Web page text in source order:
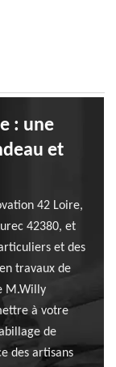
: une
et
42 Loire,
42380, et
et des
travaux de
M.Willy
à votre
de
des artisans